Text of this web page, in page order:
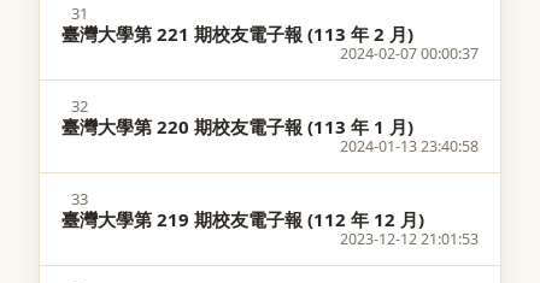
31
臺灣大學第 221 期校友電子報 (113 年 2 月)
2024-02-07 00:00:37
32
臺灣大學第 220 期校友電子報 (113 年 1 月)
2024-01-13 23:40:58
33
臺灣大學第 219 期校友電子報 (112 年 12 月)
2023-12-12 21:01:53